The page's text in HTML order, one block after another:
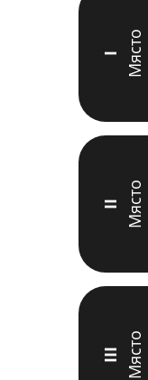
I Място
II Място
III Място